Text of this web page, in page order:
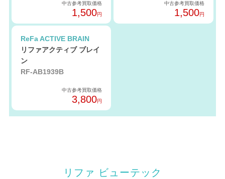
中古参考買取価格
1,500円
中古参考買取価格
1,500円
ReFa ACTIVE BRAIN
リファアクティブ ブレイ
ン
RF-AB1939B
中古参考買取価格
3,800円
リファ ビューテック